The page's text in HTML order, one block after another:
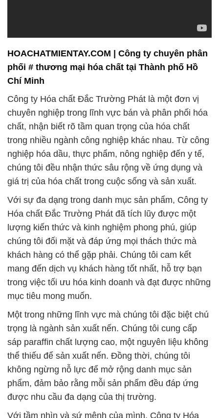
nghiệp hóa dầu, thực phẩm, nông nghiệp đến y tế,
chúng tôi đều nhận thức sâu rộng về ứng dụng và
giá trị của hóa chất trong cuộc sống và sản xuất.
Với sự đa dạng trong danh mục sản phẩm, Công ty
Hóa chất Đắc Trường Phát đã tích lũy được một
lượng kiến thức và kinh nghiệm phong phú, giúp
chúng tôi đối mặt và đáp ứng mọi thách thức mà
khách hàng có thể gặp phải. Chúng tôi cam kết
mang đến dịch vụ khách hàng tốt nhất, hỗ trợ bạn
trong việc tối ưu hóa kinh doanh và đạt được những
mục tiêu mong muốn.
Một trong những lĩnh vực mà chúng tôi đặc biệt chú
trọng là ngành sản xuất nến. Chúng tôi cung cấp
sáp paraffin chất lượng cao, một nguyên liệu không
thể thiếu để sản xuất nến. Đồng thời, chúng tôi
không ngừng nỗ lực để mở rộng danh mục sản
phẩm, đảm bảo rằng mỗi sản phẩm đều đáp ứng
được nhu cầu đa dạng của thị trường.
Với tầm nhìn và sứ mệnh của mình, Công ty Hóa
chất Đắc Trường Phát không chỉ đảm bảo chất
lượng sản phẩm mà còn cam kết dịch vụ giao hàng
tận nơi miễn phí, giúp khách hàng tiếp cận nhanh
chóng với những giải pháp tốt nhất. Qua mỗi giao
dịch và hợp tác, chúng tôi luôn mong muốn góp
phần vào sự phát triển bền vững của bạn trong
ngành công nghiệp.
# Cty cung cấp ¬ bán Hóa Chất Công Nghiệp